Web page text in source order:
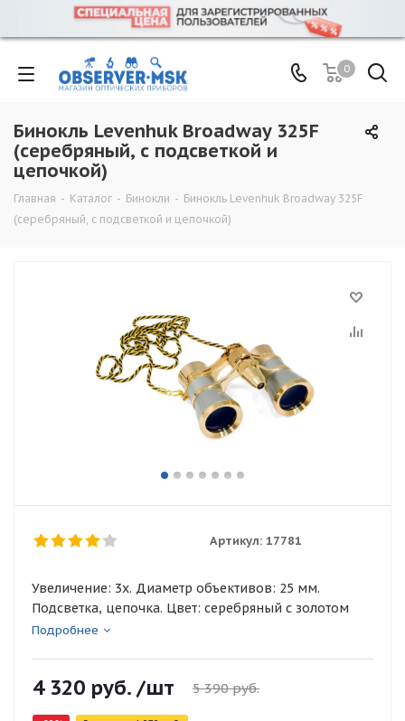
0
Бинокль Levenhuk Broadway 325F
(серебряный, с подсветкой и
цепочкой)
Главная - Каталог - Бинокли - Бинокль Levenhuk Broadway 325F
(серебряный, с подсветкой и цепочкой)
Артикул: 17781
Увеличение: 3х. Диаметр объективов: 25 мм.
Подсветка, цепочка. Цвет: серебряный с золотом
Подробнее
4 320 руб. /шт 5 390руб.